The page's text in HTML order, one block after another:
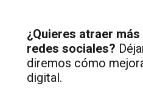
¿Quieres atraer
redes sociales?
diremos cómo
digital.